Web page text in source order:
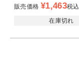
販売価格 ¥1,463税込
在庫切れ